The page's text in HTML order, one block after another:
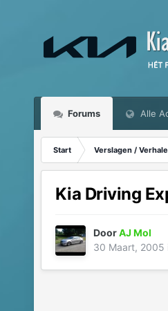
Forums Alle
Start Verslagen /
Kia Driving
DoorAJ Mol
30 Maart, 2005